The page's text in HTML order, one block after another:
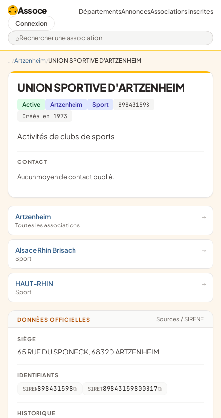
Assoce
Rechercher une association
DépartementsAnnoncesAssociations inscrites
Connexion
Artzenheim UNION SPORTIVE D'ARTZENHEIM
UNION SPORTIVE D'ARTZENHEIM
Active Artzenheim Sport
898431598
Créée en 1973
Activités de clubs de sports
CONTACT
Aucun moyen de contact publié.
Artzenheim
Toutes les associations
Alsace Rhin Brisach
Sport
HAUT-RHIN
Sport
DONNÉES OFFICIELLES Sources / SIRENE
SIÈGE
65 RUE DU SPONECK, 68320 ARTZENHEIM
IDENTIFIANTS
SIREN898431598 SIRET89843159800017
HISTORIQUE